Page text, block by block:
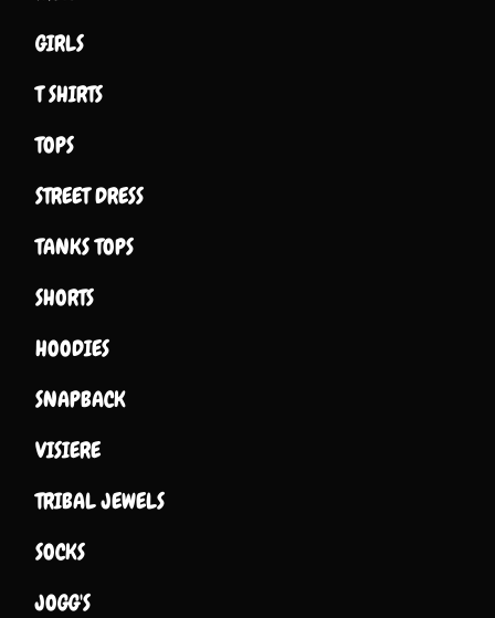
GIRLS
T SHIRTS
TOPS
STREET DRESS
TANKS TOPS
SHORTS
HOODIES
SNAPBACK
VISIERE
TRIBAL JEWELS
SOCKS
JOGG'S